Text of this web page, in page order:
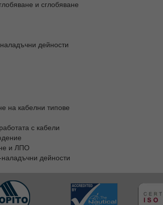
и сглобяване
дейности
на кабелни типове
с кабели
и ЛПО
дейности